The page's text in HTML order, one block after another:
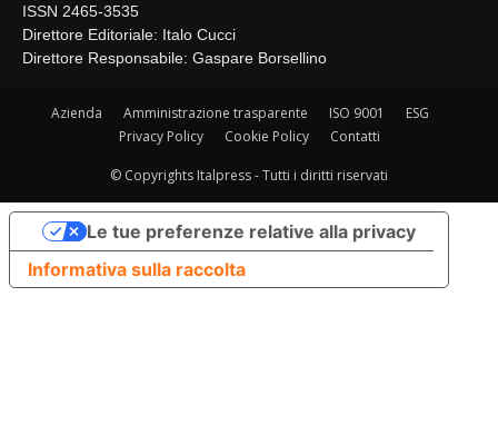
ISSN 2465-3535
Direttore Editoriale: Italo Cucci
Direttore Responsabile: Gaspare Borsellino
Azienda Amministrazione trasparente ISO 9001
ESG
Privacy Policy
Cookie Policy Contatti
© Copyrights Italpress - Tutti i diritti riservati
Informativa sulla raccolta
Le tue preferenze relative alla privacy